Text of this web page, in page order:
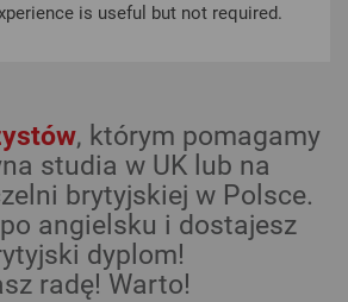
is useful but not required.
, którym pomagamy
studia w UK lub na
brytyjskiej w Polsce.
angielsku i dostajesz
dyplom!
radę! Warto!